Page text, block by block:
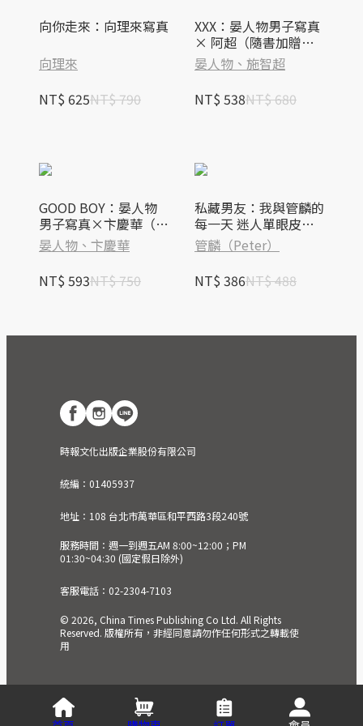
向你走來：向理來寫真
向理來
NT$ 625NT$ 790
XXX：晏人物男子寫真
× 阿超（隨書加贈：
收藏寫真卡；二款隨機
一款）
晏人物、施智超
NT$ 538NT$ 680
GOOD BOY：晏人物
男子寫真×卞慶華（隨
書加贈：收藏寫真卡；
二款隨機一款）
晏人物、卞慶華
NT$ 593NT$ 750
私藏男友：我與管麟的
每一天 迷人單眼皮╳
破表男友力，360度讓
你全面佔有
管麟（Peter）
NT$ 386NT$ 488
時報文化出版企業股份有限公司
統編：01405937
地址：108 台北市萬華區和平西路3段240號
服務時間：週一到週五AM 8:00~12:00；PM
01:30~04:30 (國定假日除外)
客服電話：02-2304-7103
© 2026, China Times Publishing Co Ltd. All Rights
Reserved. 版權所有，非經同意請勿作任何形式之轉載使
用